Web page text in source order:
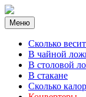
Меню
Cколько
В чайной
В столовой
В стакане
Сколько